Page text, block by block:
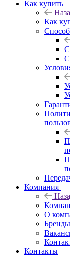
Как купить
Как
Компания
О
Бренды
Контакты